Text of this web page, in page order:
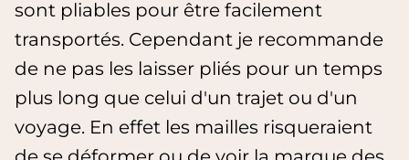
sont pliables pour être facilement
transportés. Cependant je recommande
de ne pas les laisser pliés pour un temps
plus long que celui d'un trajet ou d'un
voyage. En effet les mailles risqueraient